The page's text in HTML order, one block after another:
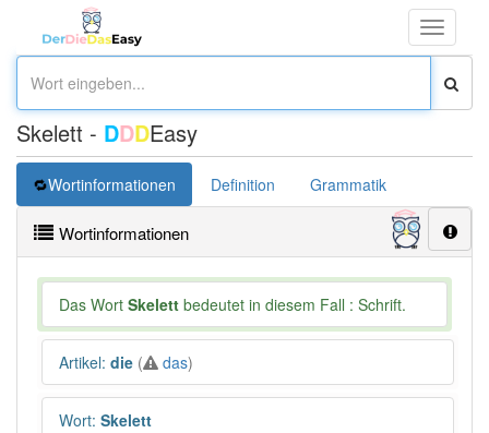
Toggle
Skelett - DDDEasy
Wortinformationen Definition Grammatik
Wortinformationen
Das Wort Skelett bedeutet in diesem Fall : Schrift.
Artikel: die ( das)
Wort: Skelett